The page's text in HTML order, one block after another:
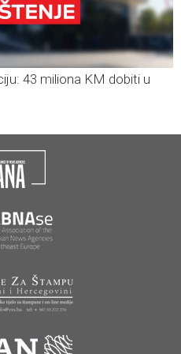
43 miliona KM dobiti u